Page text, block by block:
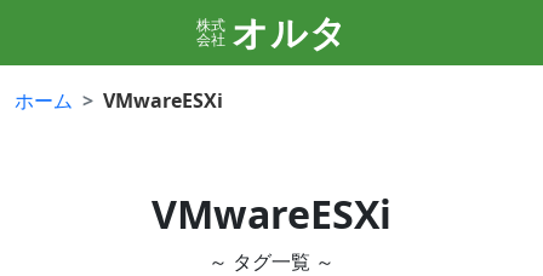
株式
会社 オルタ
ホーム VMwareESXi
VMwareESXi
～ タグ一覧 ～